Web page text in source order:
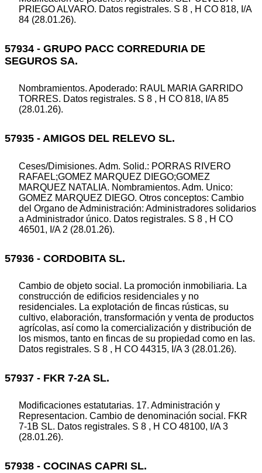
PRIEGO ALVARO. Datos registrales. S 8 , H CO 818, I/A
84 (28.01.26).
57934 - GRUPO PACC CORREDURIA DE
SEGUROS SA.
Nombramientos. Apoderado: RAUL MARIA GARRIDO
TORRES. Datos registrales. S 8 , H CO 818, I/A 85
(28.01.26).
57935 - AMIGOS DEL RELEVO SL.
Ceses/Dimisiones. Adm. Solid.: PORRAS RIVERO
RAFAEL;GOMEZ MARQUEZ DIEGO;GOMEZ
MARQUEZ NATALIA. Nombramientos. Adm. Unico:
GOMEZ MARQUEZ DIEGO. Otros conceptos: Cambio
del Organo de Administración: Administradores solidarios
a Administrador único. Datos registrales. S 8 , H CO
46501, I/A 2 (28.01.26).
57936 - CORDOBITA SL.
Cambio de objeto social. La promoción inmobiliaria. La
construcción de edificios residenciales y no
residenciales. La explotación de fincas rústicas, su
cultivo, elaboración, transformación y venta de productos
agrícolas, así como la comercialización y distribución de
los mismos, tanto en fincas de su propiedad como en las.
Datos registrales. S 8 , H CO 44315, I/A 3 (28.01.26).
57937 - FKR 7-2A SL.
Modificaciones estatutarias. 17. Administración y
Representacion. Cambio de denominación social. FKR
7-1B SL. Datos registrales. S 8 , H CO 48100, I/A 3
(28.01.26).
57938 - COCINAS CAPRI SL.